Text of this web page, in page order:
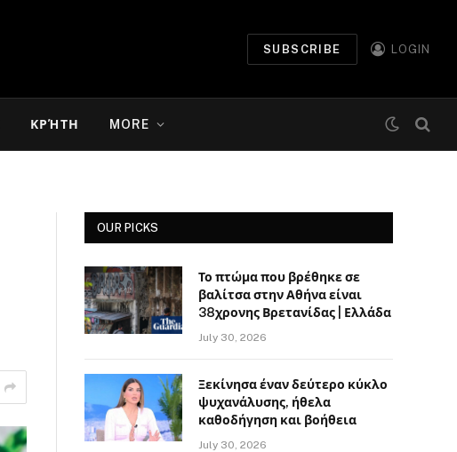
SUBSCRIBE LOGIN
ΚΡΉΤΗ MORE
OUR PICKS
Το πτώμα που βρέθηκε σε
βαλίτσα στην Αθήνα είναι
38χρονης Βρετανίδας | Ελλάδα
July 30, 2026
Ξεκίνησα έναν δεύτερο κύκλο
ψυχανάλυσης, ήθελα
καθοδήγηση και βοήθεια
July 30, 2026